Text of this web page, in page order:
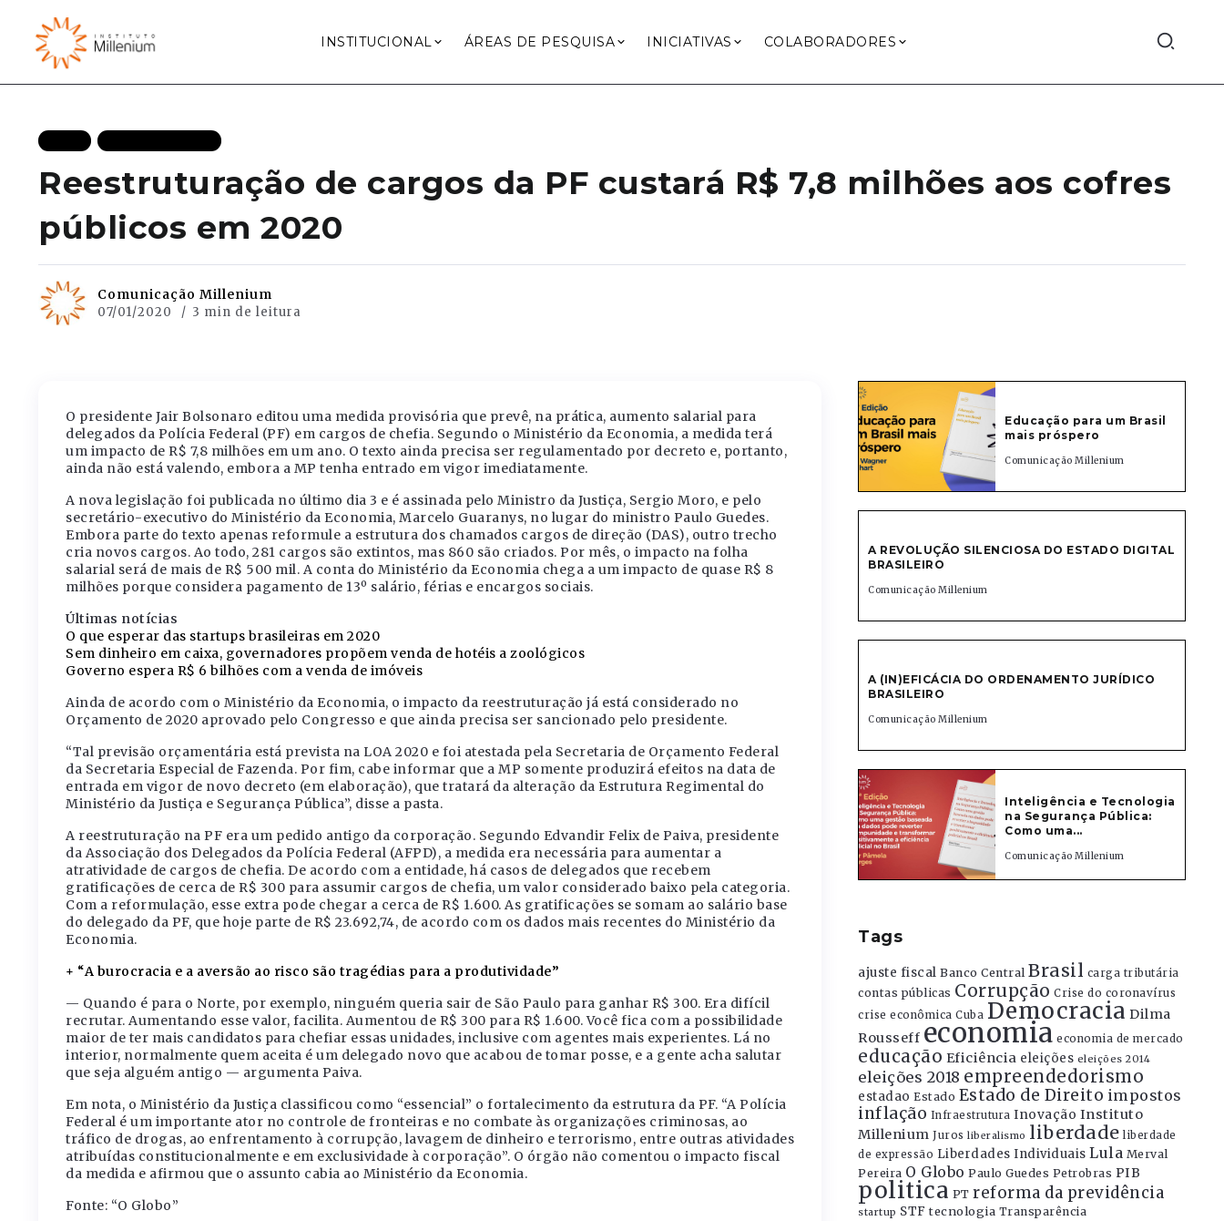
INSTITUCIONAL ÁREAS DE PESQUISA INICIATIVAS COLABORADORES
Reestruturação de cargos da PF custará R$ 7,8 milhões aos cofres
públicos em 2020
Comunicação Millenium
07/01/2020 3 min de leitura
O presidente Jair Bolsonaro editou uma medida provisória que prevê, na prática, aumento salarial para
delegados da Polícia Federal (PF) em cargos de chefia. Segundo o Ministério da Economia, a medida terá
um impacto de R$ 7,8 milhões em um ano. O texto ainda precisa ser regulamentado por decreto e, portanto,
ainda não está valendo, embora a MP tenha entrado em vigor imediatamente.
A nova legislação foi publicada no último dia 3 e é assinada pelo Ministro da Justiça, Sergio Moro, e pelo
secretário-executivo do Ministério da Economia, Marcelo Guaranys, no lugar do ministro Paulo Guedes.
Embora parte do texto apenas reformule a estrutura dos chamados cargos de direção (DAS), outro trecho
cria novos cargos. Ao todo, 281 cargos são extintos, mas 860 são criados. Por mês, o impacto na folha
salarial será de mais de R$ 500 mil. A conta do Ministério da Economia chega a um impacto de quase R$ 8
milhões porque considera pagamento de 13º salário, férias e encargos sociais.
Últimas notícias
O que esperar das startups brasileiras em 2020
Sem dinheiro em caixa, governadores propõem venda de hotéis a zoológicos
Governo espera R$ 6 bilhões com a venda de imóveis
Ainda de acordo com o Ministério da Economia, o impacto da reestruturação já está considerado no
Orçamento de 2020 aprovado pelo Congresso e que ainda precisa ser sancionado pelo presidente.
“Tal previsão orçamentária está prevista na LOA 2020 e foi atestada pela Secretaria de Orçamento Federal
da Secretaria Especial de Fazenda. Por fim, cabe informar que a MP somente produzirá efeitos na data de
entrada em vigor de novo decreto (em elaboração), que tratará da alteração da Estrutura Regimental do
Ministério da Justiça e Segurança Pública”, disse a pasta.
A reestruturação na PF era um pedido antigo da corporação. Segundo Edvandir Felix de Paiva, presidente
da Associação dos Delegados da Polícia Federal (AFPD), a medida era necessária para aumentar a
atratividade de cargos de chefia. De acordo com a entidade, há casos de delegados que recebem
gratificações de cerca de R$ 300 para assumir cargos de chefia, um valor considerado baixo pela categoria.
Com a reformulação, esse extra pode chegar a cerca de R$ 1.600. As gratificações se somam ao salário base
do delegado da PF, que hoje parte de R$ 23.692,74, de acordo com os dados mais recentes do Ministério da
Economia.
+ “A burocracia e a aversão ao risco são tragédias para a produtividade”
— Quando é para o Norte, por exemplo, ninguém queria sair de São Paulo para ganhar R$ 300. Era difícil
recrutar. Aumentando esse valor, facilita. Aumentou de R$ 300 para R$ 1.600. Você fica com a possibilidade
maior de ter mais candidatos para chefiar essas unidades, inclusive com agentes mais experientes. Lá no
interior, normalmente quem aceita é um delegado novo que acabou de tomar posse, e a gente acha salutar
que seja alguém antigo — argumenta Paiva.
Em nota, o Ministério da Justiça classificou como “essencial” o fortalecimento da estrutura da PF. “A Polícia
Federal é um importante ator no controle de fronteiras e no combate às organizações criminosas, ao
tráfico de drogas, ao enfrentamento à corrupção, lavagem de dinheiro e terrorismo, entre outras atividades
atribuídas constitucionalmente e em exclusividade à corporação”. O órgão não comentou o impacto fiscal
da medida e afirmou que o assunto cabia ao Ministério da Economia.
Fonte: “O Globo”
Educação para um Brasil
mais próspero
Comunicação Millenium
A REVOLUÇÃO SILENCIOSA DO ESTADO DIGITAL
BRASILEIRO
Comunicação Millenium
A (IN)EFICÁCIA DO ORDENAMENTO JURÍDICO
BRASILEIRO
Comunicação Millenium
Inteligência e Tecnologia
na Segurança Pública:
Como uma...
Comunicação Millenium
Tags
ajuste fiscal Banco Central Brasil carga tributária
contas públicas Corrupção Crise do coronavírus
crise econômica Cuba Democracia Dilma
Rousseff economia economia de mercado
educação Eficiência eleições eleições 2014
eleições 2018 empreendedorismo
estadao Estado Estado de Direito impostos
inflação Infraestrutura Inovação Instituto
Millenium Juros liberalismo liberdade liberdade
de expressão Liberdades Individuais Lula Merval
Pereira O Globo Paulo Guedes Petrobras PIB
politica PT reforma da previdência
startup STF tecnologia Transparência